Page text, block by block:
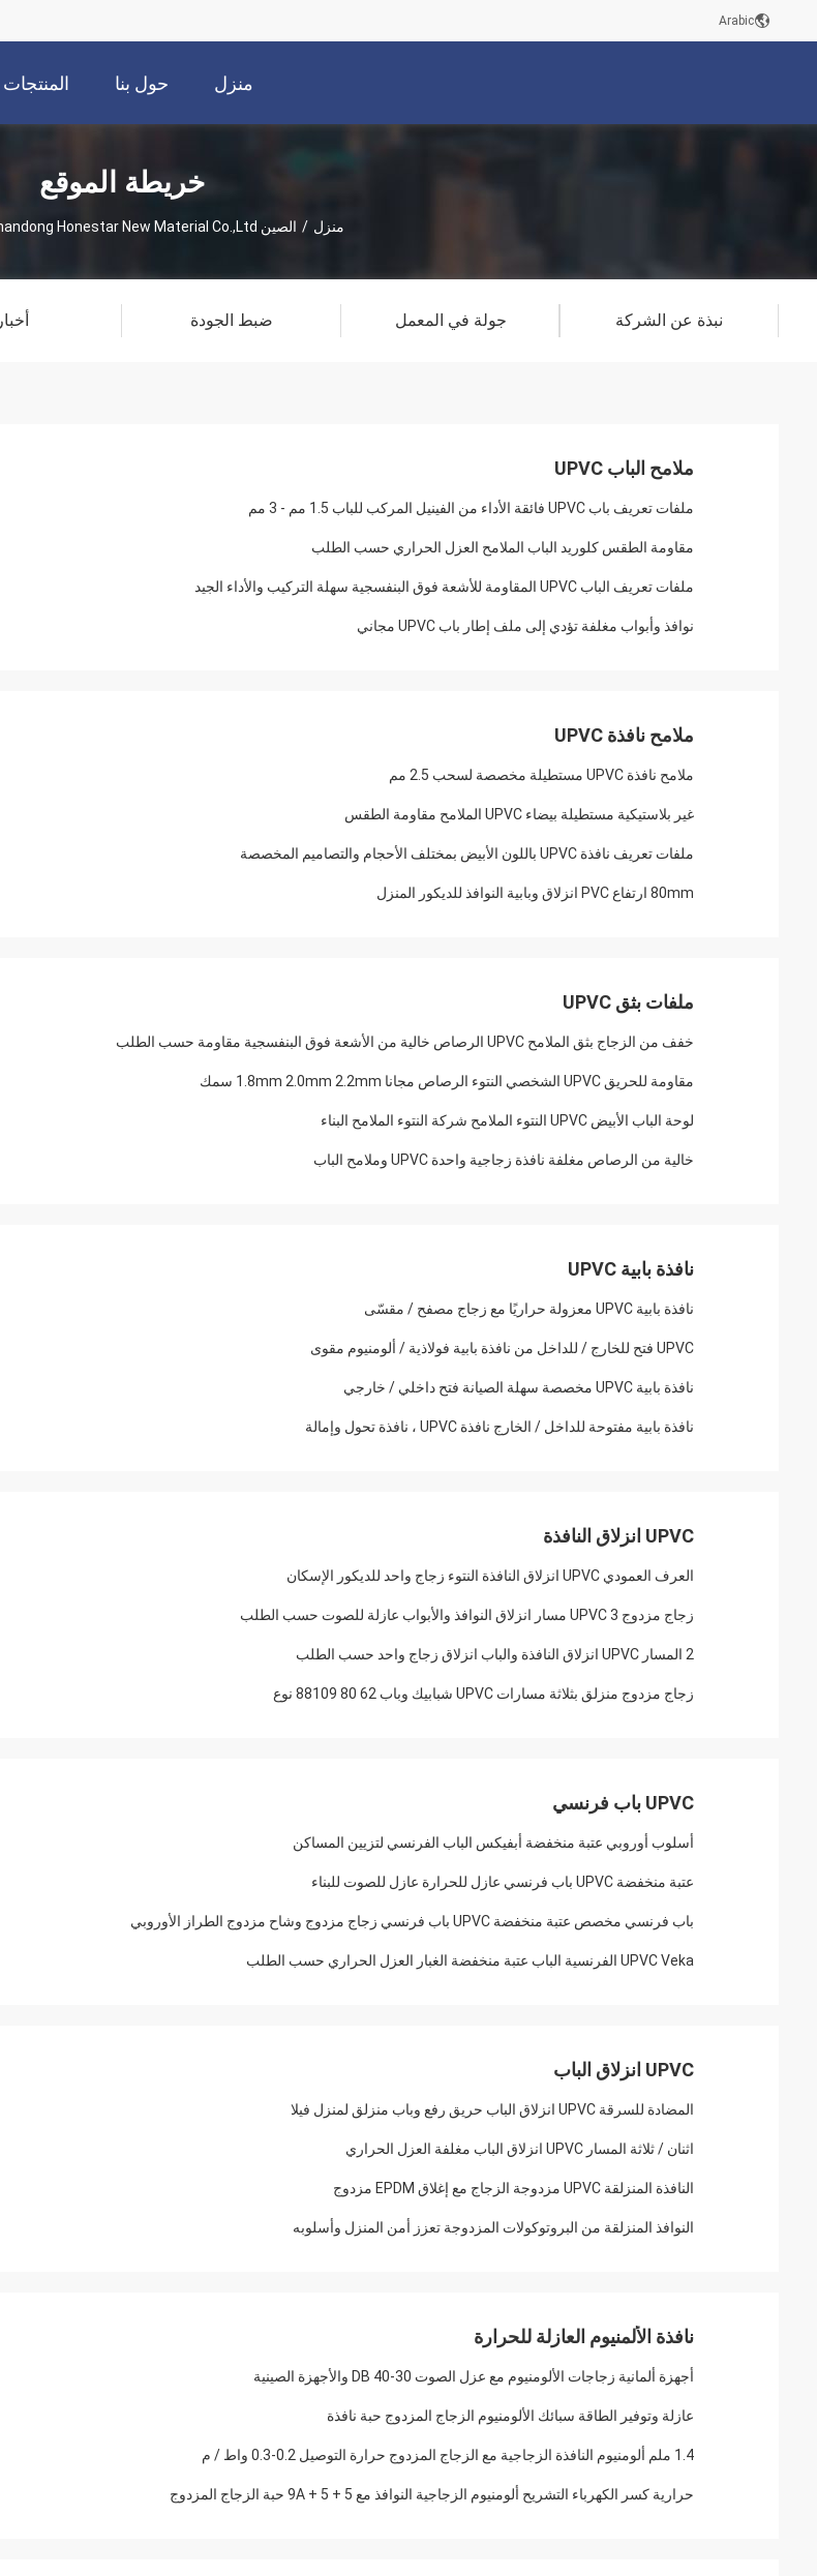
Arabic
منزل حول بنا المنتجات
خريطة الموقع
منزل / الصين Shandong Honestar New Material Co.,Ltd خريطة الموقع
نبذة عن الشركة جولة في المعمل ضبط الجودة أخبار
ملامح الباب UPVC
ملفات تعريف باب UPVC فائقة الأداء من الفينيل المركب للباب 1.5 مم - 3 مم
مقاومة الطقس كلوريد الباب الملامح العزل الحراري حسب الطلب
ملفات تعريف الباب UPVC المقاومة للأشعة فوق البنفسجية سهلة التركيب والأداء الجيد
نوافذ وأبواب مغلفة تؤدي إلى ملف إطار باب UPVC مجاني
ملامح نافذة UPVC
ملامح نافذة UPVC مستطيلة مخصصة لسحب 2.5 مم
غير بلاستيكية مستطيلة بيضاء UPVC الملامح مقاومة الطقس
ملفات تعريف نافذة UPVC باللون الأبيض بمختلف الأحجام والتصاميم المخصصة
80mm ارتفاع PVC انزلاق وبابية النوافذ للديكور المنزل
ملفات بثق UPVC
خفف من الزجاج بثق الملامح UPVC الرصاص خالية من الأشعة فوق البنفسجية مقاومة حسب الطلب
مقاومة للحريق UPVC الشخصي النتوء الرصاص مجانا 1.8mm 2.0mm 2.2mm سمك
لوحة الباب الأبيض UPVC النتوء الملامح شركة النتوء الملامح البناء
خالية من الرصاص مغلفة نافذة زجاجية واحدة UPVC وملامح الباب
نافذة بابية UPVC
نافذة بابية UPVC معزولة حراريًا مع زجاج مصفح / مقسّى
UPVC فتح للخارج / للداخل من نافذة بابية فولاذية / ألومنيوم مقوى
نافذة بابية UPVC مخصصة سهلة الصيانة فتح داخلي / خارجي
نافذة بابية مفتوحة للداخل / الخارج نافذة UPVC ، نافذة تحول وإمالة
UPVC انزلاق النافذة
العرف العمودي UPVC انزلاق النافذة النتوء زجاج واحد للديكور الإسكان
زجاج مزدوج UPVC 3 مسار انزلاق النوافذ والأبواب عازلة للصوت حسب الطلب
2 المسار UPVC انزلاق النافذة والباب انزلاق زجاج واحد حسب الطلب
زجاج مزدوج منزلق بثلاثة مسارات UPVC شبابيك وباب 62 80 88109 نوع
UPVC باب فرنسي
أسلوب أوروبي عتبة منخفضة أبفيكس الباب الفرنسي لتزيين المساكن
عتبة منخفضة UPVC باب فرنسي عازل للحرارة عازل للصوت للبناء
باب فرنسي مخصص عتبة منخفضة UPVC باب فرنسي زجاج مزدوج وشاح مزدوج الطراز الأوروبي
UPVC Veka الفرنسية الباب عتبة منخفضة الغبار العزل الحراري حسب الطلب
UPVC انزلاق الباب
المضادة للسرقة UPVC انزلاق الباب حريق رفع وباب منزلق لمنزل فيلا
اثنان / ثلاثة المسار UPVC انزلاق الباب مغلفة العزل الحراري
النافذة المنزلقة UPVC مزدوجة الزجاج مع إغلاق EPDM مزدوج
النوافذ المنزلقة من البروتوكولات المزدوجة تعزز أمن المنزل وأسلوبه
نافذة الألمنيوم العازلة للحرارة
أجهزة ألمانية زجاجات الألومنيوم مع عزل الصوت 30-40 DB والأجهزة الصينية
عازلة وتوفير الطاقة سبائك الألومنيوم الزجاج المزدوج حبة نافذة
1.4 ملم ألومنيوم النافذة الزجاجية مع الزجاج المزدوج حرارة التوصيل 0.2-0.3 واط / م
حرارية كسر الكهرباء التشريح ألومنيوم الزجاجية النوافذ مع 5 + 9A + 5 حبة الزجاج المزدوج